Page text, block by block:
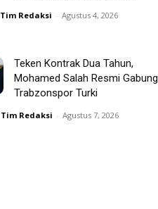
Tim Redaksi - Agustus 4, 2026
Teken Kontrak Dua Tahun,
Mohamed Salah Resmi Gabung
Trabzonspor Turki
Tim Redaksi - Agustus 7, 2026